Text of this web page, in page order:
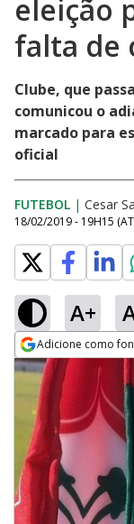
eleição
falta de
Clube, que
comunicou o
marcado para
oficial
FUTEBOL | Cesar
18/02/2019 - 19H15
A+
Adicione como
Opens in new